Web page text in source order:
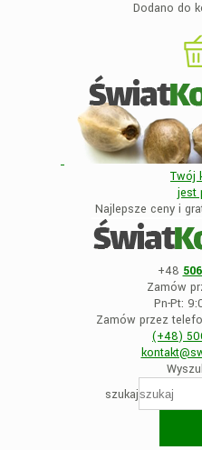
Dodano do
Twój
jest
Najlepsze ceny i
+48
Zamów
Pn-Pt:
Zamów przez
(+48)
szukaj